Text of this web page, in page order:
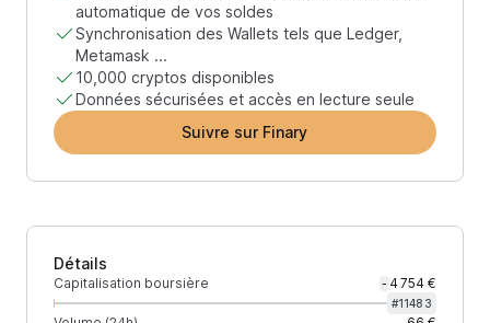
automatique de vos soldes
Synchronisation des Wallets tels que Ledger,
Metamask ...
10,000 cryptos disponibles
Données sécurisées et accès en lecture seule
Suivre sur Finary
Détails
Capitalisation boursière - 4 754 €
#11483